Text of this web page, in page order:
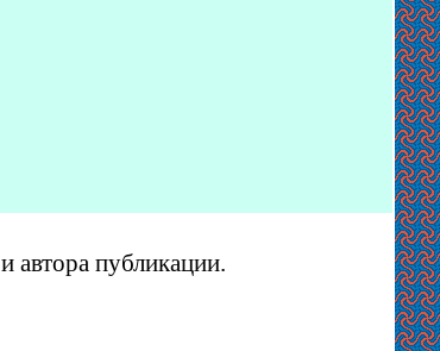
и автора публикации.